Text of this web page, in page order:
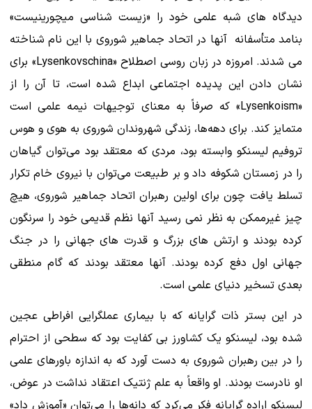
دیدگاه های شبه علمی خود را «زیست شناسی میچورینیست»
بنامد متأسفانه آنها در اتحاد جماهیر شوروی با این نام شناخته
می شدند. امروزه در زبان روسی اصطلاح «Lysenkovschina» برای
نشان دادن این پدیده اجتماعی ابداع شده است، تا آن را از
«Lysenkoism» که صرفاً به معنای توجیهات نیمه علمی است
متمایز کند. برای دهه‌ها، زندگی شهروندان شوروی به هوی و هوس
تروفیم لیسنکو وابسته بود، مردی که معتقد بود می‌توان گیاهان
را در زمستان شکوفه داد و بر طبیعت می‌توان با نیروی خام تکرار
تسلط یافت چون برای اولین رهبران اتحاد جماهیر شوروی، هیچ
چیز غیرممکن به نظر نمی رسید آنها نظم قدیمی خود را سرنگون
کرده بودند و ارتش های بزرگ و قدرت های جهانی را در جنگ
جهانی اول دفع کرده بودند. آنها معتقد بودند که گام منطقی
بعدی تسخیر دنیای علمی است.
در این بستر ذات گرایانه که با بیماری عملگرایی افراطی عجین
شده بود، لیسنکو یک کشاورز بی کفایت بود که سطحی از احترام
را در بین رهبران شوروی به دست آورد که به اندازه باورهای علمی
او نادرست بودند. او واقعاً به علم ژنتیک اعتقاد نداشت در عوض،
لیسنکو اراده گرایانه فکر می‌کرد که دانه‌ها را می‌توان «آموزش داد»